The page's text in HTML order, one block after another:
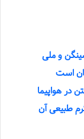
و ملی
است
در هواپیما
طبیعی آن